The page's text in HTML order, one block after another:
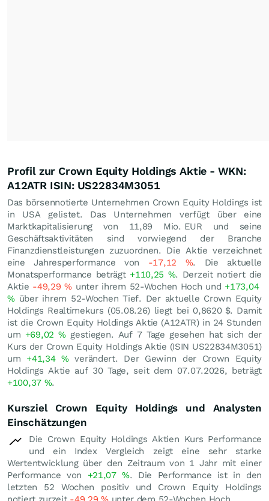
Profil zur Crown Equity Holdings Aktie - WKN:
A12ATR ISIN: US22834M3051
Das börsennotierte Unternehmen Crown Equity Holdings ist
in USA gelistet. Das Unternehmen verfügt über eine
Marktkapitalisierung von 11,89 Mio. EUR und seine
Geschäftsaktivitäten sind vorwiegend der Branche
Finanzdienstleistungen zuzuordnen. Die Aktie verzeichnet
eine Jahresperformance von -17,12 %. Die aktuelle
Monatsperformance beträgt +110,25 %. Derzeit notiert die
Aktie -49,29% unter ihrem 52-Wochen Hoch und +173,04
%über ihrem 52-Wochen Tief. Der aktuelle Crown Equity
Holdings Realtimekurs (05.08.26) liegt bei 0,8620 $. Damit
ist die Crown Equity Holdings Aktie (A12ATR) in 24 Stunden
um +69,02%gestiegen. Auf 7 Tage gesehen hat sich der
Kurs der Crown Equity Holdings Aktie (ISIN US22834M3051)
um +41,34%verändert. Der Gewinn der Crown Equity
Holdings Aktie auf 30 Tage, seit dem 07.07.2026, beträgt
+100,37 %.
Kursziel Crown Equity Holdings und Analysten
Einschätzungen
Die Crown Equity Holdings Aktien Kurs Performance
und ein Index Vergleich zeigt eine sehr starke
Wertentwicklung über den Zeitraum von 1 Jahr mit einer
Performance von +21,07%. Die Performance ist in den
letzten 52 Wochen positiv und Crown Equity Holdings